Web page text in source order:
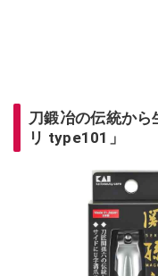
刀鍛冶の伝統か
リ type101」